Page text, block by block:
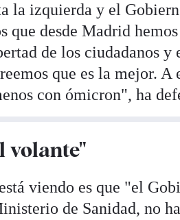
la izquierda y el
que desde Madrid
de los ciudadanos y
que es la mejor. A
con ómicron", ha
volante"
viendo es que "el
de Sanidad, no